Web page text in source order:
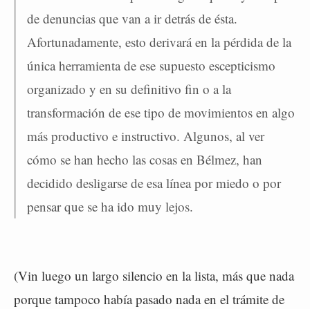
de denuncias que van a ir detrás de ésta.
Afortunadamente, esto derivará en la pérdida de la
única herramienta de ese supuesto escepticismo
organizado y en su definitivo fin o a la
transformación de ese tipo de movimientos en algo
más productivo e instructivo. Algunos, al ver
cómo se han hecho las cosas en Bélmez, han
decidido desligarse de esa línea por miedo o por
pensar que se ha ido muy lejos.
(Vin luego un largo silencio en la lista, más que nada
porque tampoco había pasado nada en el trámite de